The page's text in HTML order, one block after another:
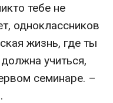
тебе не
одноклассников
жизнь, где ты
учиться,
семинаре. –